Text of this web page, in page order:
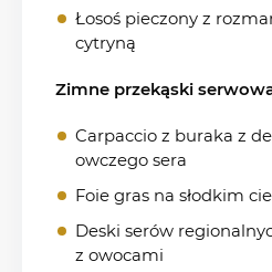
Łosoś pieczony z
cytryną
Zimne przekąski
Carpaccio z buraka z
owczego sera
Foie gras na słodkim
Deski serów
z owocami